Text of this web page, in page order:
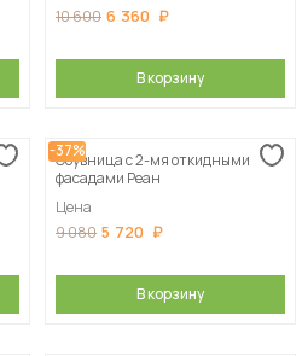
10 600 6 360
В корзину
-37%
Обувница с 2-мя откидными
фасадами Реан
Цена
9 080 5 720
В корзину